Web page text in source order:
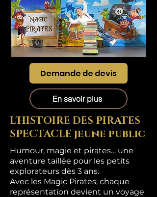
Demande de devis
En savoir plus
L'HISTOIRE DES PIRATES
SPECTACLE jeune public
Humour, magie et pirates… une
aventure taillée pour les petits
explorateurs dès 3 ans.
Avec les Magic Pirates, chaque
représentation devient un voyage